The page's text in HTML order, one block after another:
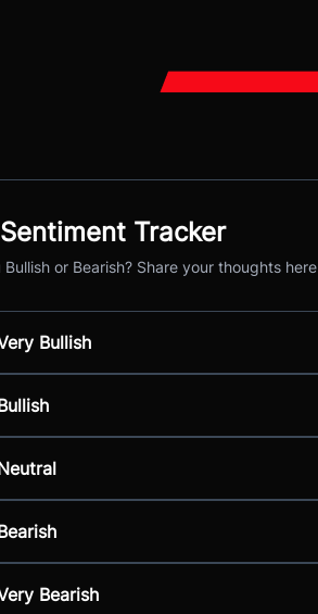
Tracker
Bullish or Bearish? Share your thoughts here
Bullish
Bearish